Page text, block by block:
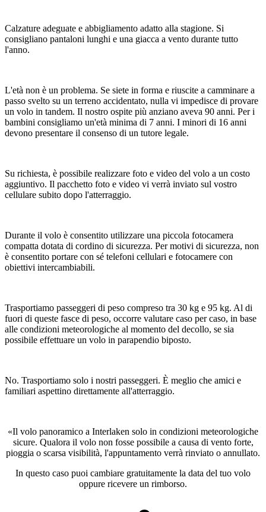
Calzature adeguate e abbigliamento adatto alla stagione. Si
consigliano pantaloni lunghi e una giacca a vento durante tutto
l'anno.
L'età non è un problema. Se siete in forma e riuscite a camminare a
passo svelto su un terreno accidentato, nulla vi impedisce di provare
un volo in tandem. Il nostro ospite più anziano aveva 90 anni. Per i
bambini consigliamo un'età minima di 7 anni. I minori di 16 anni
devono presentare il consenso di un tutore legale.
Su richiesta, è possibile realizzare foto e video del volo a un costo
aggiuntivo. Il pacchetto foto e video vi verrà inviato sul vostro
cellulare subito dopo l'atterraggio.
Durante il volo è consentito utilizzare una piccola fotocamera
compatta dotata di cordino di sicurezza. Per motivi di sicurezza, non
è consentito portare con sé telefoni cellulari e fotocamere con
obiettivi intercambiabili.
Trasportiamo passeggeri di peso compreso tra 30 kg e 95 kg. Al di
fuori di queste fasce di peso, occorre valutare caso per caso, in base
alle condizioni meteorologiche al momento del decollo, se sia
possibile effettuare un volo in parapendio biposto.
No. Trasportiamo solo i nostri passeggeri. È meglio che amici e
familiari aspettino direttamente all'atterraggio.
«Il volo panoramico a Interlaken solo in condizioni meteorologiche
sicure. Qualora il volo non fosse possibile a causa di vento forte,
pioggia o scarsa visibilità, l'appuntamento verrà rinviato o annullato.
In questo caso puoi cambiare gratuitamente la data del tuo volo
oppure ricevere un rimborso.